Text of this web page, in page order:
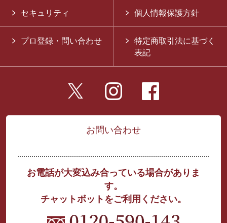
セキュリティ 個人情報保護方針
プロ登録・問い合わせ
特定商取引法に基づく
表記
お問い合わせ
お電話が大変込み合っている場合がありま
す。
チャットボットをご利用ください。